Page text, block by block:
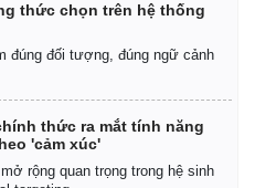
thức chọn trên hệ thống
đúng đối tượng, đúng ngữ cảnh
thức ra mắt tính năng
'cảm xúc'
rộng quan trọng trong hệ sinh